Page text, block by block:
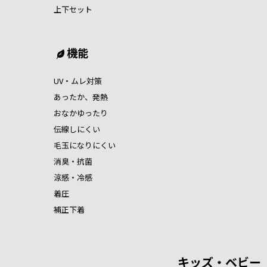
上下セット
機能
UV・ムレ対策
あったか、発熱
おなかゆったり
伝線しにくい
毛玉になりにくい
消臭・抗菌
涼感・冷感
着圧
補正下着
キッズ・ベビー